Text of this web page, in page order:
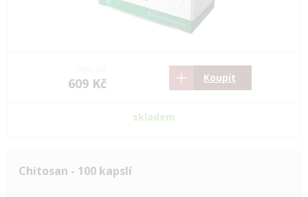
609 Kč Koupit
skladem
Chitosan - 100 kapslí